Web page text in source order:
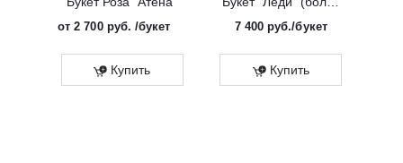
от2 700 руб. /букет
Купить
7 400 руб./букет
Купить